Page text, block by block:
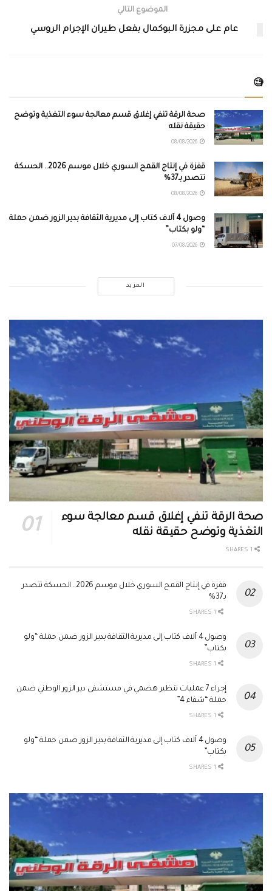
الموضوع التالي
عام على مجزرة البوكمال بفعل طيران الإجرام الروسي
🧐
صحة الرقة تنفي إغلاق قسم معالجة سوء التغذية وتوضح
حقيقة نقله
قفزة في إنتاج القمح السوري خلال موسم 2026.. الحسكة
تتصدر بـ37%
وصول 4 آلاف كتاب إلى مديرية الثقافة بدير الزور ضمن حملة
“ولو بكتاب”
المزيد
صحة الرقة تنفي إغلاق قسم معالجة سوء
التغذية وتوضح حقيقة نقله
قفزة في إنتاج القمح السوري خلال موسم 2026.. الحسكة تتصدر
بـ37%
وصول 4 آلاف كتاب إلى مديرية الثقافة بدير الزور ضمن حملة “ولو
بكتاب”
إجراء 7 عمليات تنظير هضمي في مستشفى دير الزور الوطني ضمن
حملة “شفاء 4”
وصول 4 آلاف كتاب إلى مديرية الثقافة بدير الزور ضمن حملة “ولو
بكتاب”